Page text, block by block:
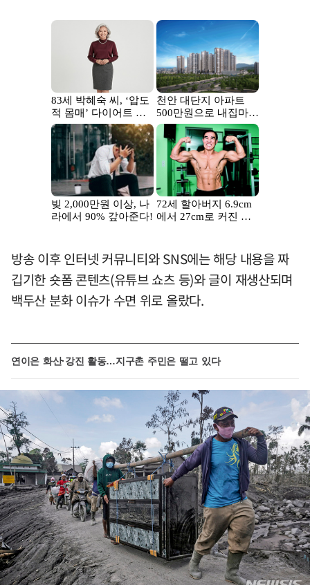
방송 이후 인터넷 커뮤니티와 SNS에는 해당 내용을 짜
깁기한 숏폼 콘텐츠(유튜브 쇼츠 등)와 글이 재생산되며
백두산 분화 이슈가 수면 위로 올랐다.
연이은 화산·강진 활동…지구촌 주민은 떨고 있다